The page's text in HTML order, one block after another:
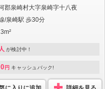
郡泉崎村大字泉崎字十八夜
/泉崎駅 歩30分
が検討中！
円 キャッシュバック!